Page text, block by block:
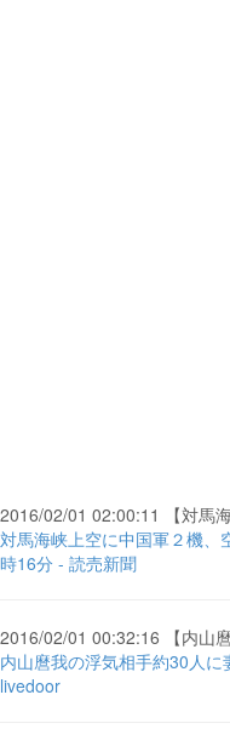
2016/02/01 02:00:11 【対馬海
対馬海峡上空に中国軍２機
時16分 - 読売新聞
2016/02/01 00:32:16 【内山麿
内山麿我の浮気相手約30人
livedoor